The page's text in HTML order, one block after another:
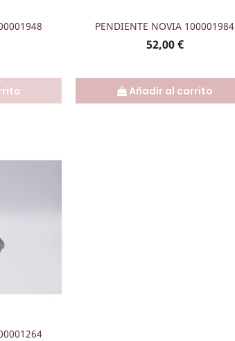
PENDIENTE NOVIA 100001984
Precio
52,00 €
Añadir al carrito
